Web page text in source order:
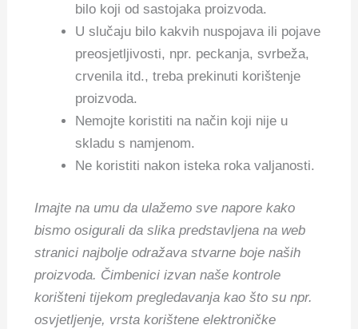
bilo koji od sastojaka proizvoda.
U slučaju bilo kakvih nuspojava ili pojave
preosjetljivosti, npr. peckanja, svrbeža,
crvenila itd., treba prekinuti korištenje
proizvoda.
Nemojte koristiti na način koji nije u
skladu s namjenom.
Ne koristiti nakon isteka roka valjanosti.
Imajte na umu da ulažemo sve napore kako
bismo osigurali da slika predstavljena na web
stranici najbolje odražava stvarne boje naših
proizvoda. Čimbenici izvan naše kontrole
korišteni tijekom pregledavanja kao što su npr.
osvjetljenje, vrsta korištene elektroničke